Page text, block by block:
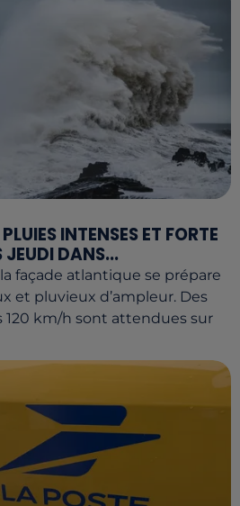
INTENSES ET FORTE
JEUDI DANS...
façade atlantique se prépare
et pluvieux d’ampleur. Des
120 km/h sont attendues sur